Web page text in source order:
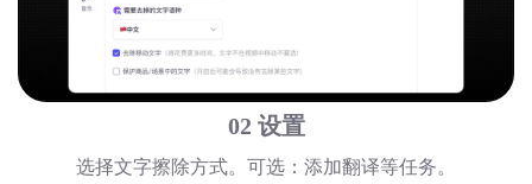
02 设置
选择文字擦除方式。可选：添加翻译等任务。